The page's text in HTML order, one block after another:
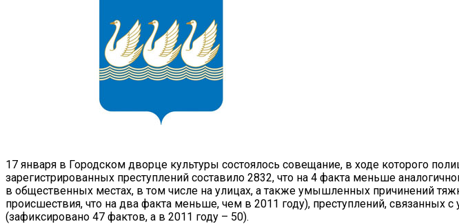
17 января в Городском дворце культуры состоялось совещание, в ходе которого
зарегистрированных преступлений составило 2832, что на 4 факта меньше
в общественных местах, в том числе на улицах, а также умышленных причинений
происшествия, что на два факта меньше, чем в 2011 году), преступлений,
(зафиксировано 47 фактов, а в 2011 году – 50).